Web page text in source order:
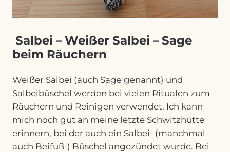
Salbei – Weißer Salbei – Sage
beim Räuchern
Weißer Salbei (auch Sage genannt) und
Salbeibüschel werden bei vielen Ritualen zum
Räuchern und Reinigen verwendet. Ich kann
mich noch gut an meine letzte Schwitzhütte
erinnern, bei der auch ein Salbei- (manchmal
auch Beifuß-) Büschel angezündet wurde. Bei